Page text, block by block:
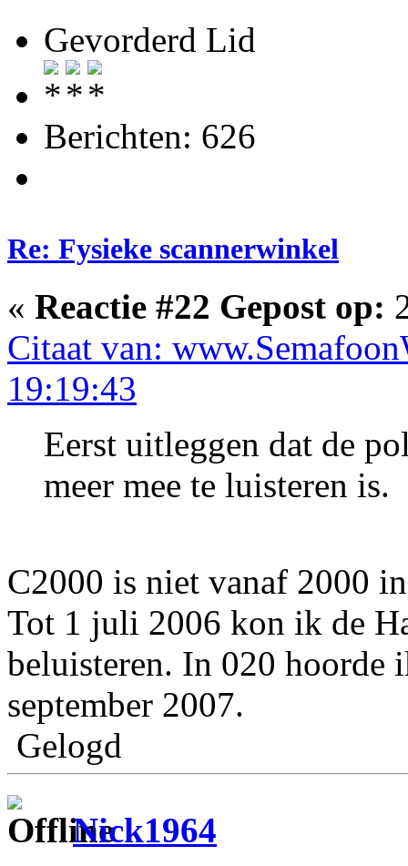
Gevorderd Lid
Berichten: 626
Re: Fysieke scannerwinkel
« Reactie #22 Gepost op:
Citaat van:
19:19:43
Eerst uitleggen dat de
meer mee te luisteren is.
C2000 is niet vanaf 2000
Tot 1 juli 2006 kon ik de
beluisteren. In 020 hoorde
september 2007.
Gelogd
Nick1964